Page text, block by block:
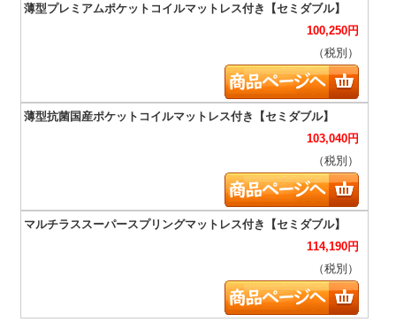
100,250円
（税別）
103,040円
（税別）
114,190円
（税別）